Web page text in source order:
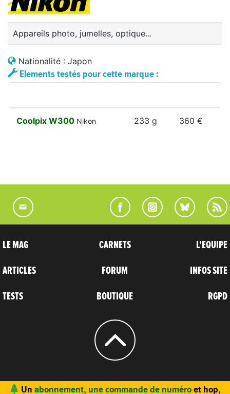
Appareils photo, jumelles, optique...
Nationalité : Japon
Elements testés pour cette marque :
Coolpix W300 Nikon 233 g 360 €
LE MAG
ARTICLES
TESTS
CARNETS
FORUM
BOUTIQUE
L'EQUIPE
INFOS SITE
RGPD
© 2004 - 2026 CARNETS D’AVENTURES
Un abonnement, une commande de numéroet hop,